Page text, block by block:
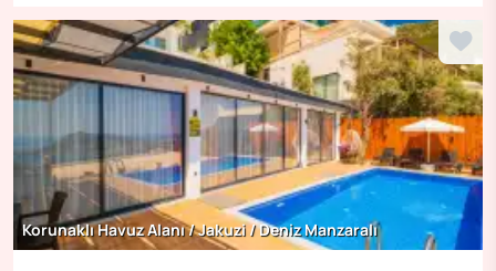
Korunaklı Havuz Alanı / Jakuzi / Deniz Manzaralı